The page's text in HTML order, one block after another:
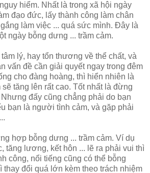
hiểm. Nhất là trong xã hội ngày
đạo đức, lấy thành công làm chân
làm việc ... quá sức mình. Đây là
ngày bỗng dưng ... trầm cảm.
lý, hay tổn thương về thể chất, và
vấn đề cần giải quyết ngay trong đêm
cho đàng hoàng, thì hiển nhiên là
tăng lên rất cao. Tốt nhất là đừng
đấy cũng chẳng phải do bạn
bạn là người tình cảm, và gặp phải
hợp bỗng dưng ... trầm cảm. Ví dụ
tăng lương, kết hôn ... lẽ ra phải vui thì
công, nổi tiếng cũng có thể bỗng
thay đổi quá lớn kèm theo trách nhiệm